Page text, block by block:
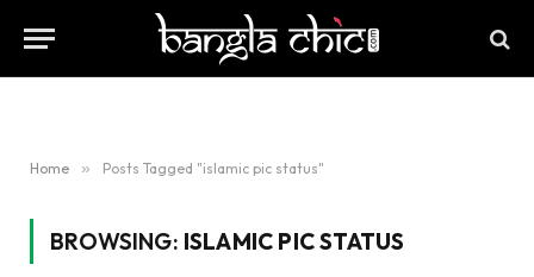
Home » Posts Tagged "islamic pic status"
BROWSING: ISLAMIC PIC STATUS